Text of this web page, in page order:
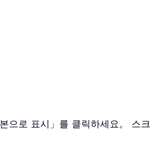
로 표시」를 클릭하세요。 스크